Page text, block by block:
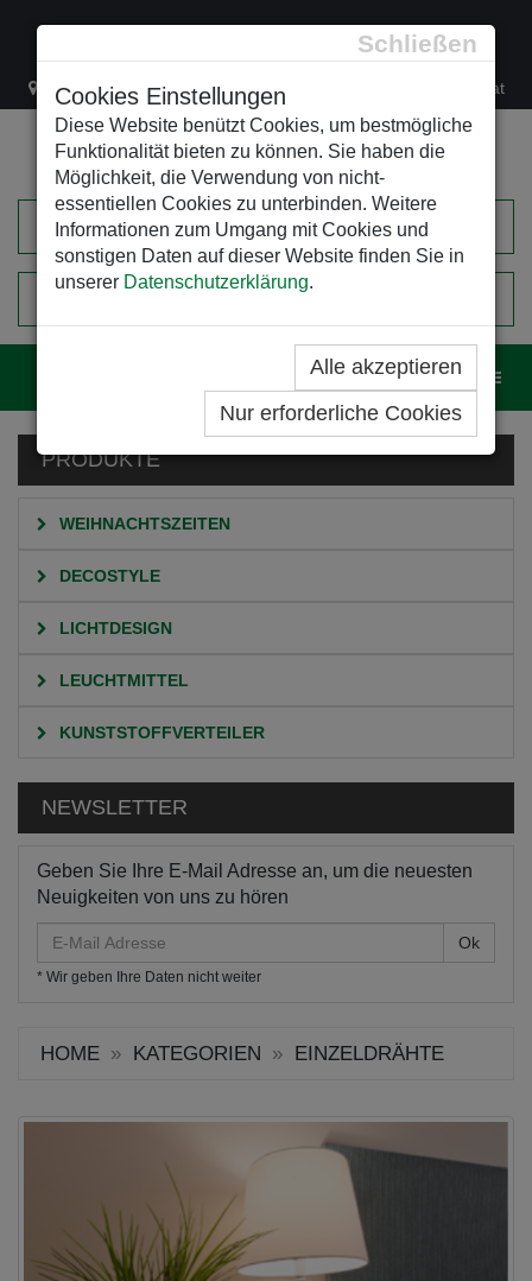
Schließen
Cookies Einstellungen
Diese Website benützt Cookies, um bestmögliche
Funktionalität bieten zu können. Sie haben die
Möglichkeit, die Verwendung von nicht-
essentiellen Cookies zu unterbinden. Weitere
Informationen zum Umgang mit Cookies und
sonstigen Daten auf dieser Website finden Sie in
unserer Datenschutzerklärung.
Alle akzeptieren
Nur erforderliche Cookies
Lacknergasse 78 +43/1/470 37 00 office@leso.at
EINKAUFSWAGEN
PRODUKTE
WEIHNACHTSZEITEN
DECOSTYLE
LICHTDESIGN
LEUCHTMITTEL
KUNSTSTOFFVERTEILER
NEWSLETTER
Geben Sie Ihre E-Mail Adresse an, um die neuesten
Neuigkeiten von uns zu hören
Mail
Adresse
* Wir geben Ihre Daten nicht weiter
HOME KATEGORIEN EINZELDRÄHTE